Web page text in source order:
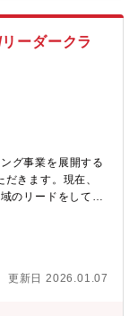
ーダークラ
グ事業を展開する
きます。現在、
のリードをしても
業務内容】DX戦略
仕事。現在はデー
ガバナンス設計、
ンの魅力】■ 少数
更新日 2026.01.07